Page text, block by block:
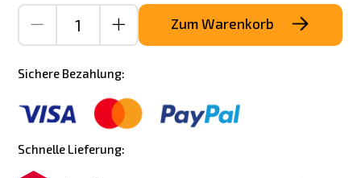
Zum Warenkorb
Sichere Bezahlung:
Schnelle Lieferung: